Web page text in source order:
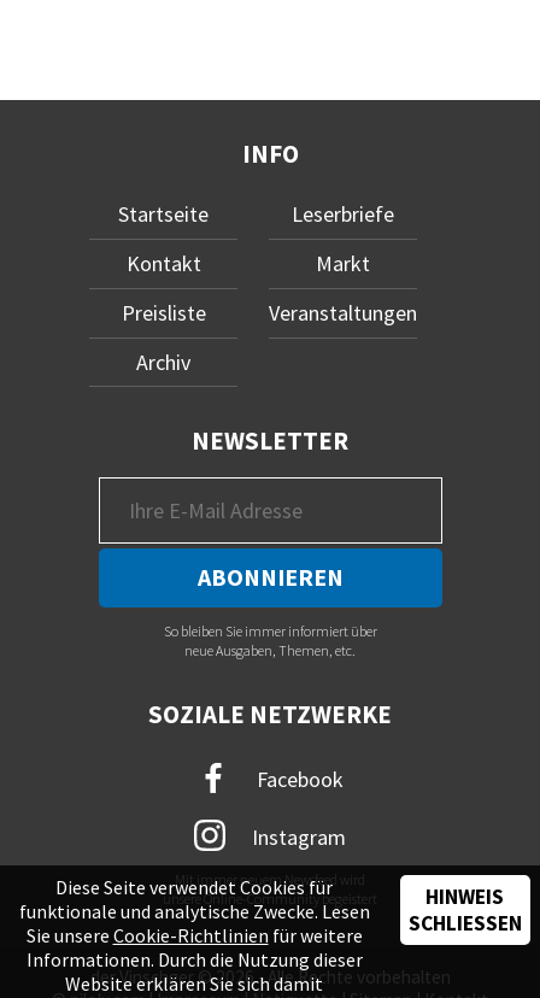
INFO
Startseite
Kontakt
Preisliste
Archiv
Leserbriefe
Markt
Veranstaltungen
NEWSLETTER
So bleiben Sie immer informiert über
neue Ausgaben, Themen, etc.
SOZIALE NETZWERKE
Facebook
Instagram
Mit immer neuem Newsfeed wird
unsere Online-Community begeistert
der Vinschger © 2026 - Alle Rechte vorbehalten
Diese Seite verwendet Cookies für
funktionale und analytische Zwecke. Lesen
Sie unsere Cookie-Richtlinien für weitere
Informationen. Durch die Nutzung dieser
Website erklären Sie sich damit
HINWEIS
SCHLIESSEN